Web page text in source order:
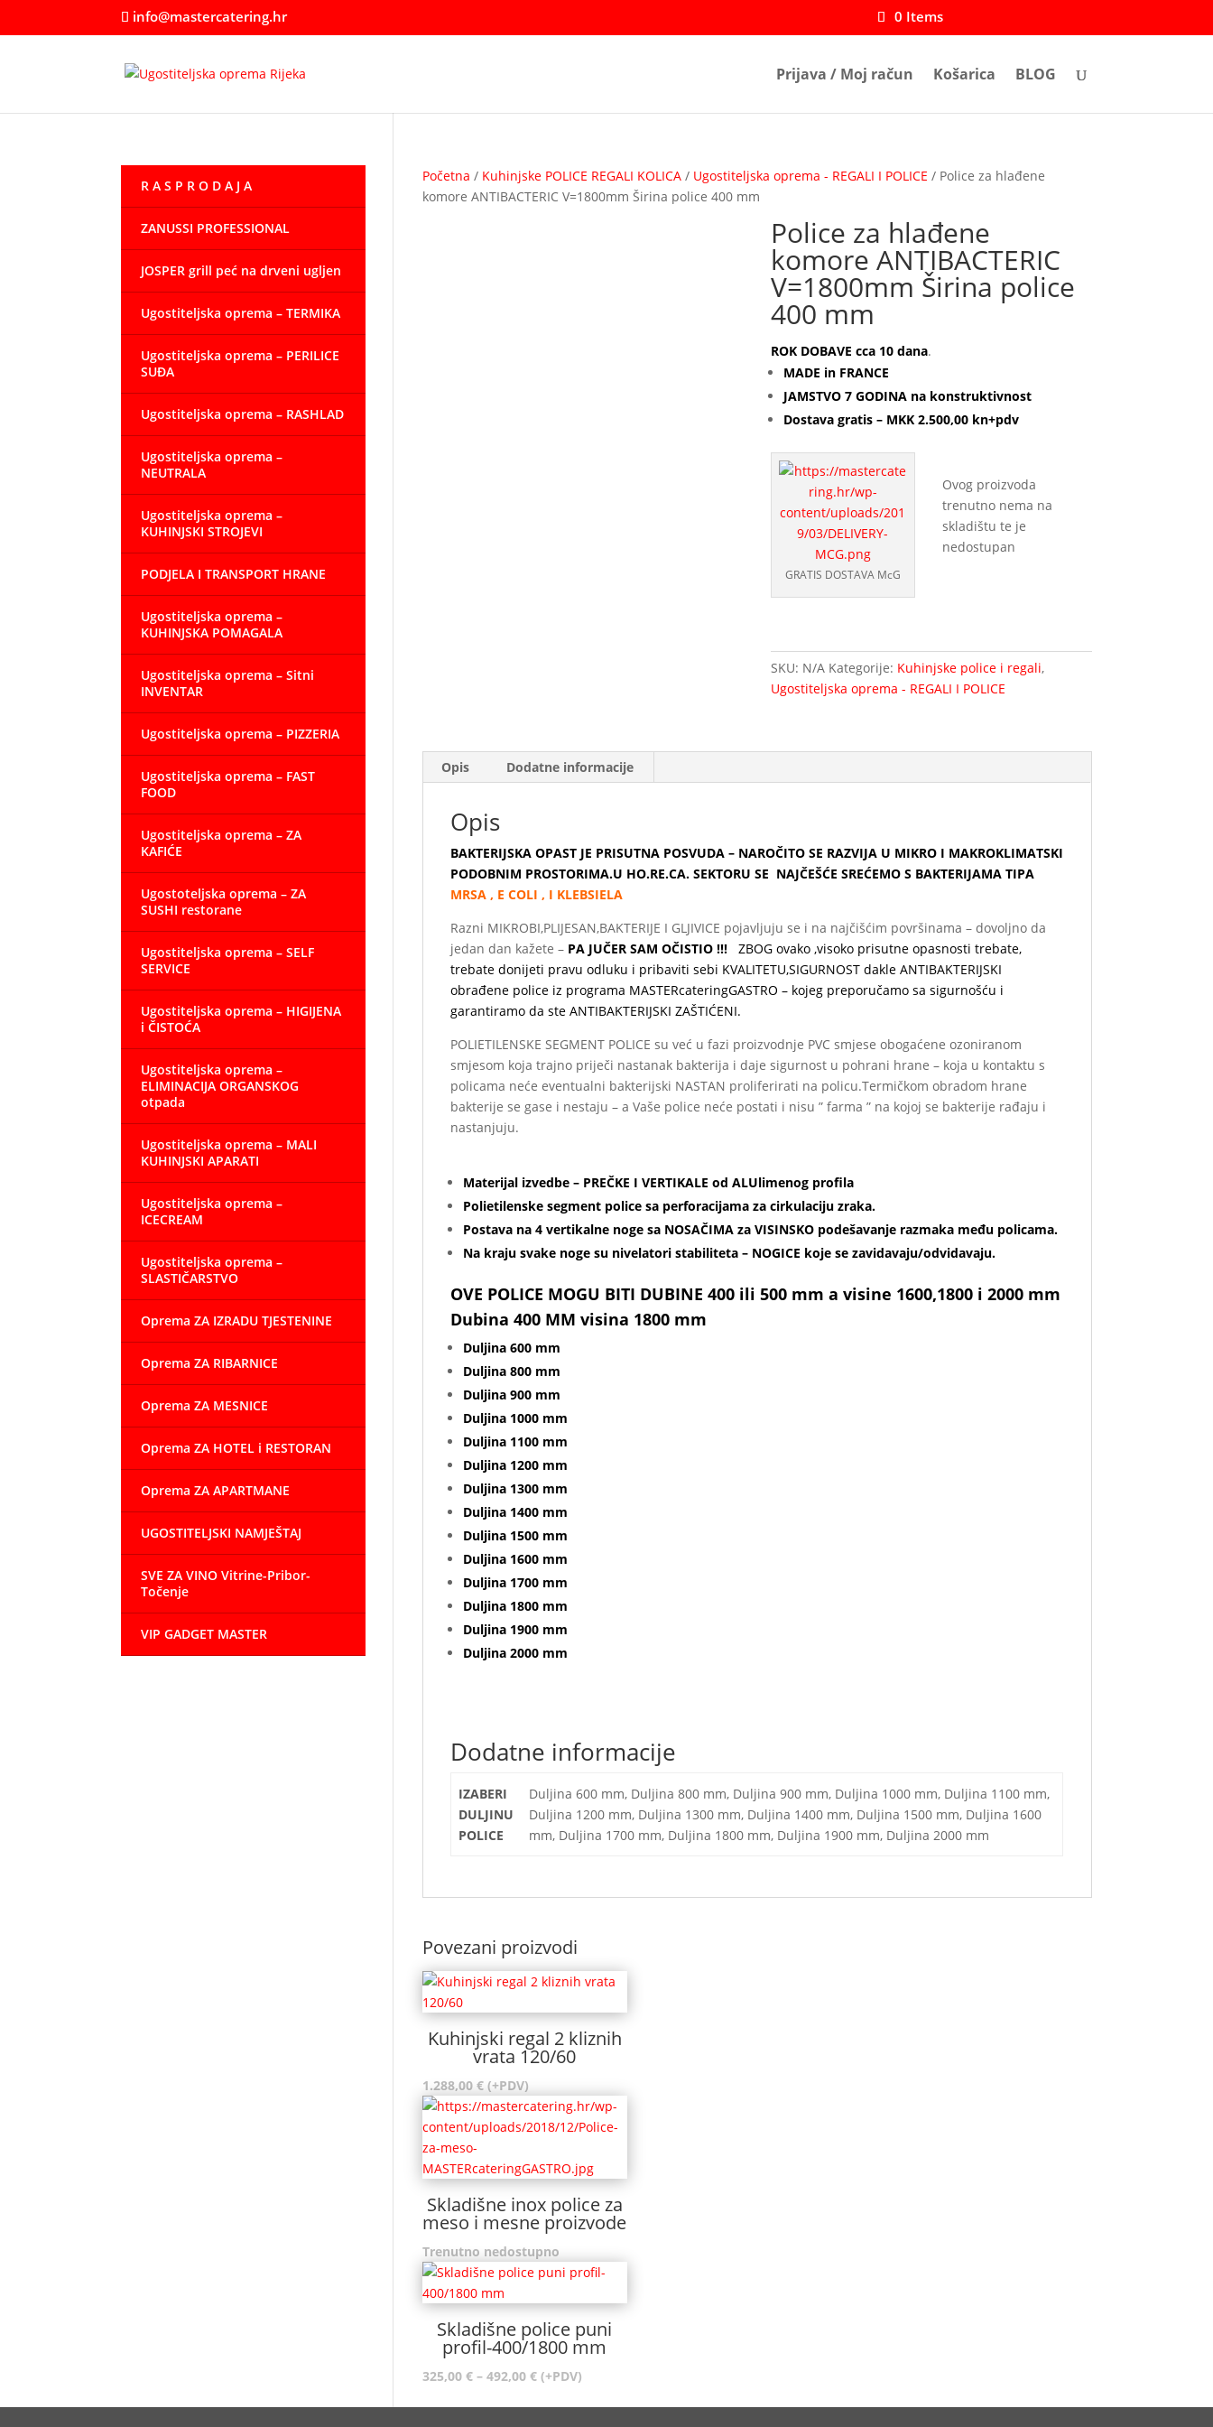
info@mastercatering.hr 0 Items
Prijava / Moj račun Košarica BLOG
Početna / Kuhinjske POLICE REGALI KOLICA/ Ugostiteljska oprema - REGALI I POLICE / Police za hlađene
komore ANTIBACTERIC V=1800mm Širina police 400 mm
Police za hlađene
komore ANTIBACTERIC
V=1800mm Širina police
400 mm
ROK DOBAVE cca 10 dana.
MADE in FRANCE
JAMSTVO 7 GODINA na konstruktivnost
Dostava gratis – MKK 2.500,00 kn+pdv
GRATIS DOSTAVA McG
Ovog proizvoda
trenutno nema na
skladištu te je
nedostupan
SKU: N/A Kategorije: Kuhinjske police i regali,
Ugostiteljska oprema - REGALI I POLICE
Opis Dodatne informacije
Opis
BAKTERIJSKA OPAST JE PRISUTNA POSVUDA – NAROČITO SE RAZVIJA U MIKRO I MAKROKLIMATSKI
PODOBNIM PROSTORIMA.U HO.RE.CA. SEKTORU SE NAJČEŠĆE SREĆEMO S BAKTERIJAMA TIPA
MRSA , E COLI , I KLEBSIELA
Razni MIKROBI,PLIJESAN,BAKTERIJE I GLJIVICE pojavljuju se i na najčišćim površinama – dovoljno da
jedan dan kažete –PA JUČER SAM OČISTIO !!!
ZBOG ovako ,visoko prisutne opasnosti trebate,
trebate donijeti pravu odluku i pribaviti sebi KVALITETU,SIGURNOST dakle ANTIBAKTERIJSKI
obrađene police iz programa MASTERcateringGASTRO – kojeg preporučamo sa sigurnošću i
garantiramo da ste ANTIBAKTERIJSKI ZAŠTIĆENI.
POLIETILENSKE SEGMENT POLICE su već u fazi proizvodnje PVC smjese obogaćene ozoniranom
smjesom koja trajno priječi nastanak bakterija i daje sigurnost u pohrani hrane – koja u kontaktu s
policama neće eventualni bakterijski NASTAN proliferirati na policu.Termičkom obradom hrane
bakterije se gase i nestaju – a Vaše police neće postati i nisu ” farma ” na kojoj se bakterije rađaju i
nastanjuju.
Materijal izvedbe – PREČKE I VERTIKALE od ALUlimenog profila
Polietilenske segment police sa perforacijama za cirkulaciju zraka.
Postava na 4 vertikalne noge sa NOSAČIMA za VISINSKO podešavanje razmaka među policama.
Na kraju svake noge su nivelatori stabiliteta – NOGICE koje se zavidavaju/odvidavaju.
OVE POLICE MOGU BITI DUBINE 400 ili 500 mm a visine 1600,1800 i 2000 mm
Dubina 400 MM visina 1800 mm
Duljina 600 mm
Duljina 800 mm
Duljina 900 mm
Duljina 1000 mm
Duljina 1100 mm
Duljina 1200 mm
Duljina 1300 mm
Duljina 1400 mm
Duljina 1500 mm
Duljina 1600 mm
Duljina 1700 mm
Duljina 1800 mm
Duljina 1900 mm
Duljina 2000 mm
Dodatne informacije
IZABERI
DULJINU
POLICE
Duljina 600 mm, Duljina 800 mm, Duljina 900 mm, Duljina 1000 mm, Duljina 1100 mm,
Duljina 1200 mm, Duljina 1300 mm, Duljina 1400 mm, Duljina 1500 mm, Duljina 1600
mm, Duljina 1700 mm, Duljina 1800 mm, Duljina 1900 mm, Duljina 2000 mm
Povezani proizvodi
Kuhinjski regal 2 kliznih
vrata 120/60
1.288,00 € (+PDV)
Skladišne inox police za
meso i mesne proizvode
Trenutno nedostupno
Skladišne police puni
profil-400/1800 mm
325,00 € – 492,00 €Raspon
(+PDV)
R A S P R O D A J A
ZANUSSI PROFESSIONAL
JOSPER grill peć na drveni ugljen
Ugostiteljska oprema – TERMIKA
Ugostiteljska oprema – PERILICE
SUĐA
Ugostiteljska oprema – RASHLAD
Ugostiteljska oprema –
NEUTRALA
Ugostiteljska oprema –
KUHINJSKI STROJEVI
PODJELA I TRANSPORT HRANE
Ugostiteljska oprema –
KUHINJSKA POMAGALA
Ugostiteljska oprema – Sitni
INVENTAR
Ugostiteljska oprema – PIZZERIA
Ugostiteljska oprema – FAST
FOOD
Ugostiteljska oprema – ZA
KAFIĆE
Ugostoteljska oprema – ZA
SUSHI restorane
Ugostiteljska oprema – SELF
SERVICE
Ugostiteljska oprema – HIGIJENA
i ČISTOĆA
Ugostiteljska oprema –
ELIMINACIJA ORGANSKOG
otpada
Ugostiteljska oprema – MALI
KUHINJSKI APARATI
Ugostiteljska oprema –
ICECREAM
Ugostiteljska oprema –
SLASTIČARSTVO
Oprema ZA IZRADU TJESTENINE
Oprema ZA RIBARNICE
Oprema ZA MESNICE
Oprema ZA HOTEL i RESTORAN
Oprema ZA APARTMANE
UGOSTITELJSKI NAMJEŠTAJ
SVE ZA VINO Vitrine-Pribor-
Točenje
VIP GADGET MASTER